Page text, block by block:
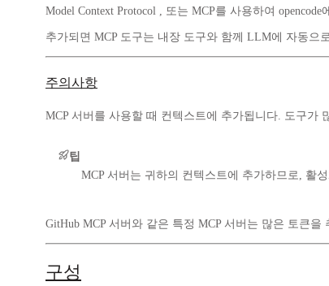
Model Context Protocol , 또는 MCP를 사용하여
추가되면 MCP 도구는 내장 도구와 함께 LLM에 자동으
주의사항
MCP 서버를 사용할 때 컨텍스트에 추가됩니다. 도구가
팁
MCP 서버는 귀하의 컨텍스트에 추가하므로, 활
GitHub MCP 서버와 같은 특정 MCP 서버는 많은 토큰
구성